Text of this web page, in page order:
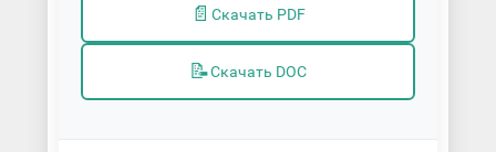
📄 Скачать PDF
📝Скачать DOC